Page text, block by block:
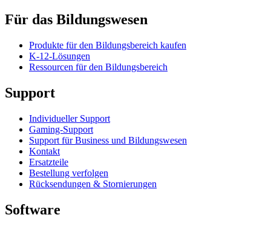
Für das Bildungswesen
Produkte für den Bildungsbereich kaufen
K-12-Lösungen
Ressourcen für den Bildungsbereich
Support
Individueller Support
Gaming-Support
Support für Business und Bildungswesen
Kontakt
Ersatzteile
Bestellung verfolgen
Rücksendungen & Stornierungen
Software